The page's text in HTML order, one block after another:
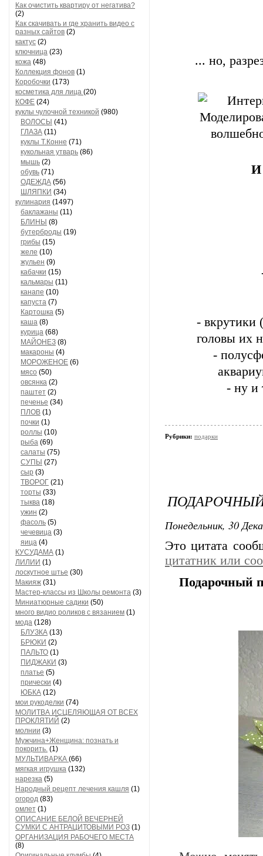
Как очистить квартиру от негатива?
(2)
Как скачивать и где хранить видео с
разных сайтов (2)
кактус (2)
ключница (23)
кожа (48)
Коллекция фонов (1)
Коробочки (173)
косметика для лица (20)
КОФЕ (24)
куклы чулочной техникой (980)
ВОЛОСЫ (41)
ГЛАЗА (11)
куклы Т.Конне (71)
кукольная утварь (86)
мышь (2)
обувь (71)
ОДЕЖДА (56)
ШЛЯПКИ (34)
кулинария (1497)
баклажаны (11)
БЛИНЫ (8)
бутерброды (19)
грибы (15)
желе (10)
жульен (9)
кабачки (15)
кальмары (11)
канапе (10)
капуста (7)
Картошка (5)
каша (8)
курица (68)
МАЙОНЕЗ (8)
макароны (4)
МОРОЖЕНОЕ (6)
мясо (50)
овсянка (2)
паштет (2)
печенье (34)
ПЛОВ (1)
почки (1)
роллы (10)
рыба (69)
салаты (75)
СУПЫ (27)
сыр (3)
ТВОРОГ (21)
торты (33)
тыква (18)
ужин (2)
фасоль (5)
чечевица (3)
яица (4)
КУСУДАМА (1)
ЛИЛИИ (1)
лоскутное штье (30)
Макияж (31)
Мастер-классы из Школы ремонта (3)
Миниатюрные садики (50)
много видио роликов с вязанием (1)
мода (128)
БЛУЗКА (13)
БРЮКИ (2)
ПАЛЬТО (1)
ПИДЖАКИ (3)
платье (5)
прически (4)
ЮБКА (12)
мои рукоделки (74)
МОЛИТВА ИСЦЕЛЯЮЩАЯ ОТ ВСЕХ
ПРОКЛЯТИЙ (2)
молнии (3)
Мужчина+Женщина: познать и
покорить. (1)
МУЛЬТИВАРКА (66)
мягкая игрушка (132)
нарезка (5)
Народный рецепт лечения кашля (1)
огород (83)
омлет (1)
ОПИСАНИЕ БЕЛОЙ ВЕЧЕРНЕЙ
СУМКИ С АНТРАЦИТОВЫМИ РОЗ (1)
ОРГАНИЗАЦИЯ РАБОЧЕГО МЕСТА
(8)
... но,
И
- вкрутики
головы их
-
- ну и
Рубрики: подарки
Понедельник, 30
Это цитата
цитатник или
Подарочный